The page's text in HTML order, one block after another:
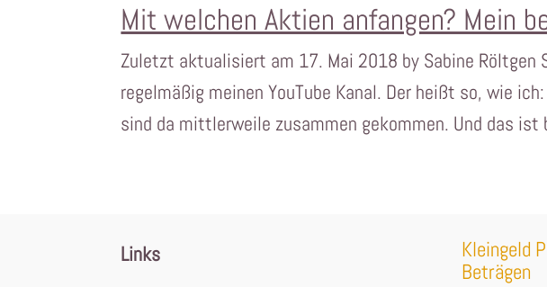
Mit welchen Aktien anfangen? Mein
Zuletzt aktualisiert am 17. Mai 2018 by Sabine
regelmäßig meinen YouTube Kanal. Der heißt so, wie
sind da mittlerweile zusammen gekommen. Und das
Links
Kleingeld
Beträgen